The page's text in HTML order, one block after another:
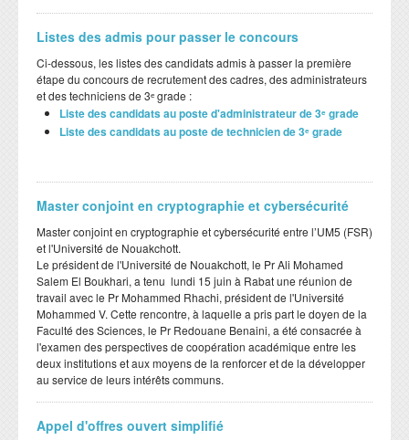
Listes des admis pour passer le concours
Ci-dessous, les listes des candidats admis à passer la première
étape du concours de recrutement des cadres, des administrateurs
et des techniciens de 3ᵉ grade :
Liste des candidats au poste d'administrateur de 3ᵉ grade
Liste des candidats au poste de technicien de 3ᵉ grade
Master conjoint en cryptographie et cybersécurité
Master conjoint en cryptographie et cybersécurité entre l’UM5 (FSR)
et l'Université de Nouakchott.
Le président de l'Université de Nouakchott, le Pr Ali Mohamed
Salem El Boukhari, a tenu lundi 15 juin à Rabat une réunion de
travail avec le Pr Mohammed Rhachi, président de l'Université
Mohammed V. Cette rencontre, à laquelle a pris part le doyen de la
Faculté des Sciences, le Pr Redouane Benaini, a été consacrée à
l'examen des perspectives de coopération académique entre les
deux institutions et aux moyens de la renforcer et de la développer
au service de leurs intérêts communs.
Appel d'offres ouvert simplifié